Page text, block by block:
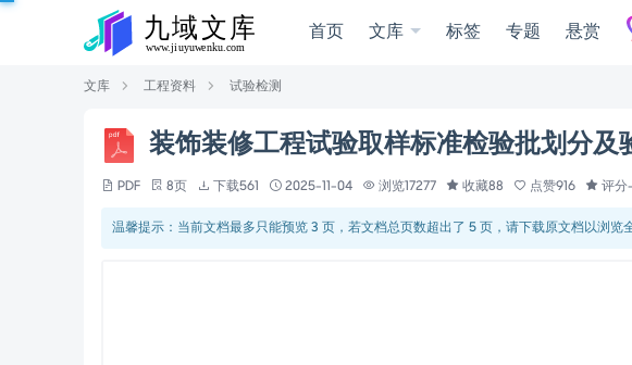
首页 文库 标签 专题 悬赏
文库 工程资料 试验检测
装饰装修工程试验取样标准检验批划分及
PDF 8页 下载561 2025-11-04 浏览17277 收藏88 点赞916 评
温馨提示：当前文档最多只能预览 3 页，若文档总页数超出了 5 页，请下载原文档以浏览